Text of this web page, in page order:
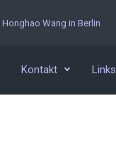
Wang in Berlin
Kontakt Links